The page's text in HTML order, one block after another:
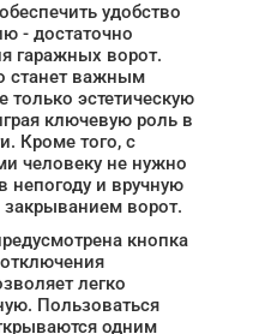
удобство
- достаточно
гаражных ворот.
станет важным
эстетическую
ключевую роль в
Кроме того, с
человеку не нужно
непогоду и вручную
ворот.
кнопка
легко
Пользоваться
одним